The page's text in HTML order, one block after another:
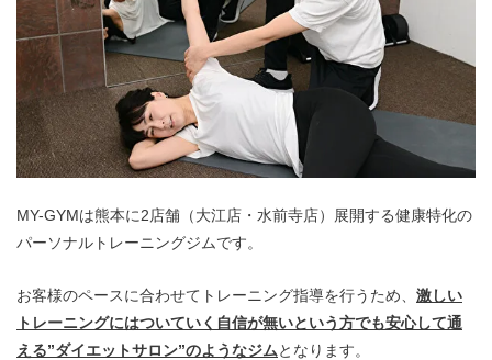
MY-GYMは熊本に2店舗（大江店・水前寺店）展開する健康特化の
パーソナルトレーニングジムです。
お客様のペースに合わせてトレーニング指導を行うため、 激しい
トレーニングにはついていく自信が無いという方でも安心して通
える”ダイエットサロン”のようなジムとなります。